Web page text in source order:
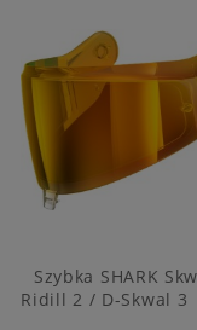
Szybka SHARK
Ridill 2 / D-Skwal